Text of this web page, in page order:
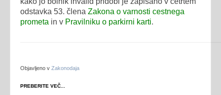
odstavka 53. člena Zakona o varnosti cestnega
prometa in v Pravilniku o parkirni karti.
Objavljeno v Zakonodaja
PREBERITE VEČ...